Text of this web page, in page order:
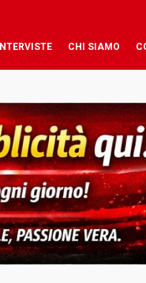
INTERVISTE CHI SIAMO